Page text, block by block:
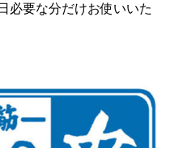
必要な分だけお使いいた